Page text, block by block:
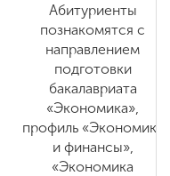
Абитуриенты
познакомятся с
направлением
подготовки
бакалавриата
«Экономика»,
профиль «Экономика
и финансы»,
«Экономика